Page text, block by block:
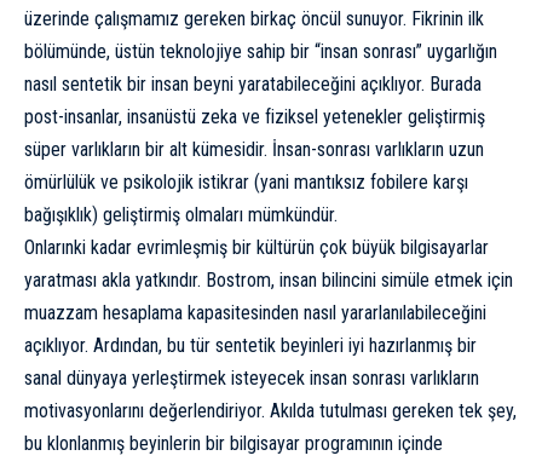
üzerinde çalışmamız gereken birkaç öncül sunuyor. Fikrinin ilk
bölümünde, üstün teknolojiye sahip bir “insan sonrası” uygarlığın
nasıl sentetik bir insan beyni yaratabileceğini açıklıyor. Burada
post-insanlar, insanüstü zeka ve fiziksel yetenekler geliştirmiş
süper varlıkların bir alt kümesidir. İnsan-sonrası varlıkların uzun
ömürlülük ve psikolojik istikrar (yani mantıksız fobilere karşı
bağışıklık) geliştirmiş olmaları mümkündür.
Onlarınki kadar evrimleşmiş bir kültürün çok büyük bilgisayarlar
yaratması akla yatkındır. Bostrom, insan bilincini simüle etmek için
muazzam hesaplama kapasitesinden nasıl yararlanılabileceğini
açıklıyor. Ardından, bu tür sentetik beyinleri iyi hazırlanmış bir
sanal dünyaya yerleştirmek isteyecek insan sonrası varlıkların
motivasyonlarını değerlendiriyor. Akılda tutulması gereken tek şey,
bu klonlanmış beyinlerin bir bilgisayar programının içinde